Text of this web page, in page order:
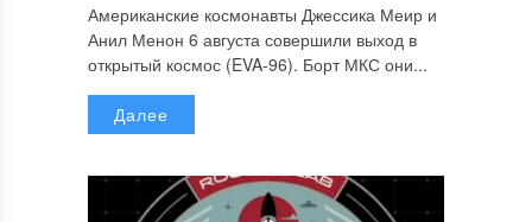
Американские космонавты Джессика Меир и
Анил Менон 6 августа совершили выход в
открытый космос (EVA-96). Борт МКС они...
Далее